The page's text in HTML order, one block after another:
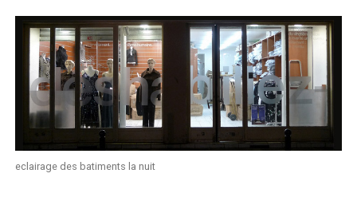
eclairage des batiments la nuit